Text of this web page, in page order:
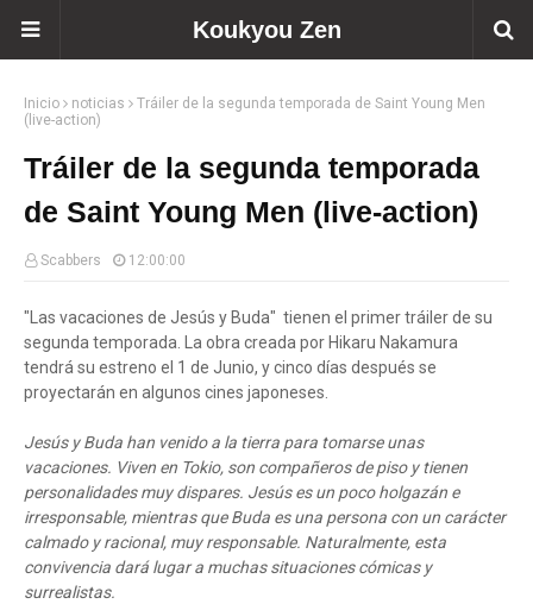
Koukyou Zen
Inicio noticias
Tráiler de la segunda temporada de Saint Young Men
(live-action)
Tráiler de la segunda temporada
de Saint Young Men (live-action)
Scabbers 12:00:00
"Las vacaciones de Jesús y Buda" tienen el primer tráiler de su
segunda temporada. La obra creada por Hikaru Nakamura
tendrá su estreno el 1 de Junio, y cinco días después se
proyectarán en algunos cines japoneses.
Jesús y Buda han venido a la tierra para tomarse unas
vacaciones. Viven en Tokio, son compañeros de piso y tienen
personalidades muy dispares. Jesús es un poco holgazán e
irresponsable, mientras que Buda es una persona con un carácter
calmado y racional, muy responsable. Naturalmente, esta
convivencia dará lugar a muchas situaciones cómicas y
surrealistas.